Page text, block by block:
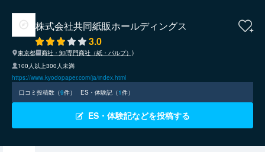
株式会社共同紙販ホールディングス
3.0
東京都
商社・卸(専門商社（紙・パルプ）)
100人以上300人未満
https://www.kyodopaper.com/ja/index.html
口コミ投稿数（9件） ES・体験記（1件）
ES・体験記などを投稿する